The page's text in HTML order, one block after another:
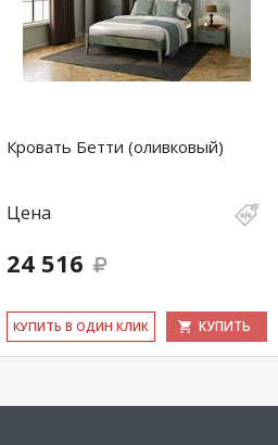
Кровать Бетти (оливковый)
Цена
24 516
КУ­ПИТЬ В ОДИН КЛИК КУПИТЬ